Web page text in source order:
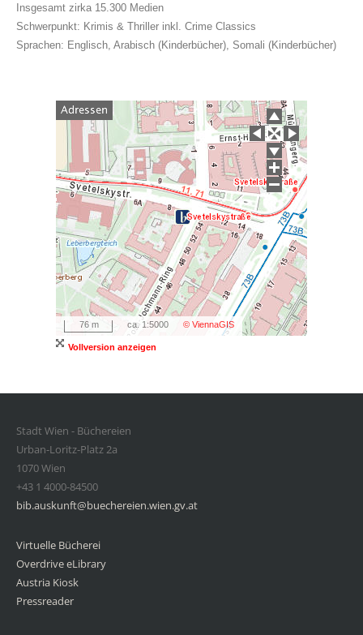
Insgesamt zirka 15.300 Medien
Schwerpunkt: Krimis & Thriller inkl. Crime Classics
Sprachen: Englisch, Arabisch (Kinderbücher), Somali (Kinderbücher)
0 / 0
76 m ca. 1:5000 © ViennaGIS
Vollversion anzeigen
Stadt Wien - Büchereien
Urban-Loritz-Platz 2a
1070 Wien
+43 1 4000-84500
bib.auskunft@buechereien.wien.gv.at
Virtuelle Bücherei
Overdrive eLibrary
Austria Kiosk
Pressreader